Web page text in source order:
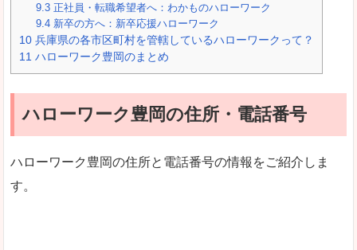
9.3 正社員・転職希望者へ：わかものハローワーク
9.4 新卒の方へ：新卒応援ハローワーク
10 兵庫県の各市区町村を管轄しているハローワークって？
11 ハローワーク豊岡のまとめ
ハローワーク豊岡の住所・電話番号
ハローワーク豊岡の住所と電話番号の情報をご紹介しま
す。